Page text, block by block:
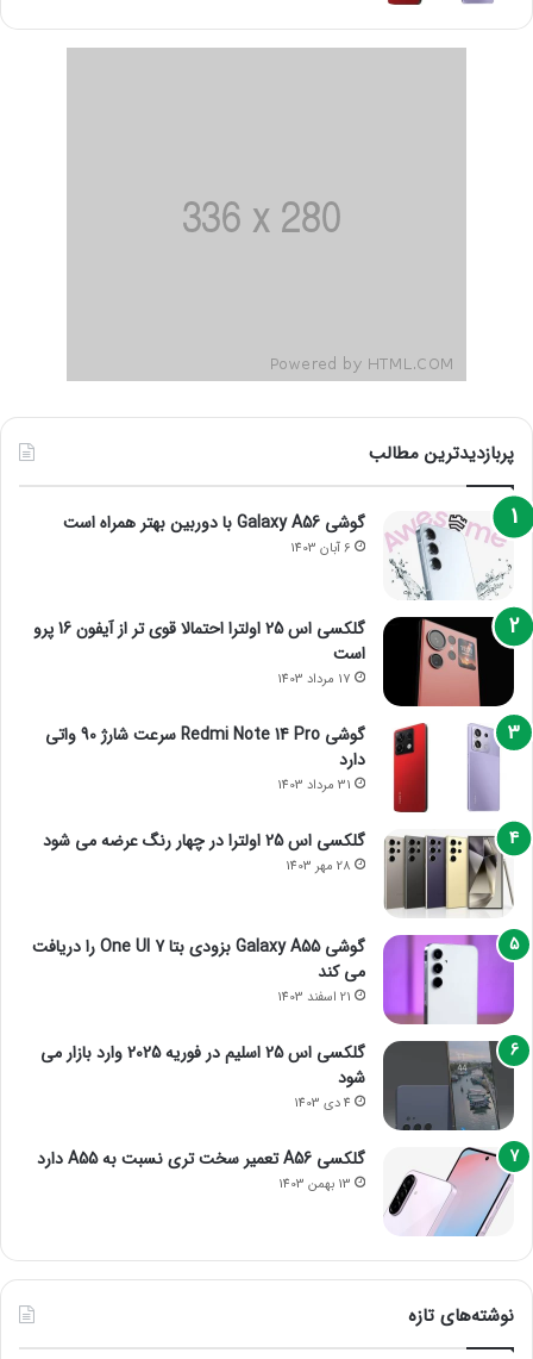
پربازدیدترین مطالب
گوشی Galaxy A56 با دوربین بهتر همراه است
6 آبان 1403
گلکسی اس 25 اولترا احتمالا قوی تر از آیفون 16 پرو
است
17 مرداد 1403
گوشی Redmi Note 14 Pro سرعت شارژ 90 واتی
دارد
31 مرداد 1403
گلکسی اس 25 اولترا در چهار رنگ عرضه می شود
28 مهر 1403
گوشی Galaxy A55 بزودی بتا One UI 7 را دریافت
می کند
21 اسفند 1403
گلکسی اس 25 اسلیم در فوریه 2025 وارد بازار می
شود
4 دی 1403
گلکسی A56 تعمیر سخت تری نسبت به A55 دارد
13 بهمن 1403
نوشته‌های تازه